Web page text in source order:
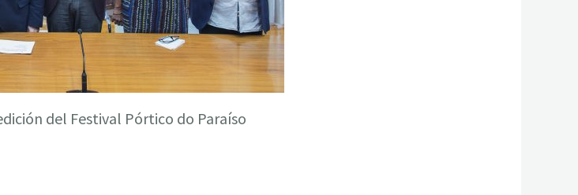
del Festival Pórtico do Paraíso